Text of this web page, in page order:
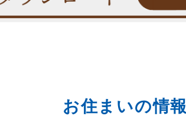
お住まいの情報